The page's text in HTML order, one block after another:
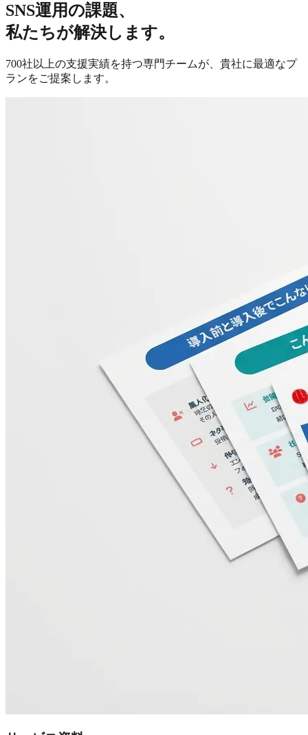
SNS運用の課題、
私たちが解決します。
700社以上の支援実績を持つ専門チームが、貴社に最適なプ
ランをご提案します。